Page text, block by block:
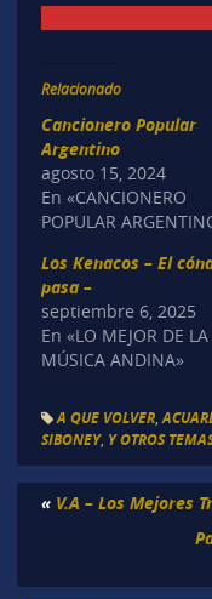
Relacionado
Cancionero Popular
Argentino
agosto 15, 2024
En «CANCIONERO
POPULAR
Los Kenacos – El
pasa –
septiembre 6, 2025
En «LO MEJOR DE LA
MÚSICA ANDINA»
A QUE VOLVER,
SIBONEY, Y OTROS
« V.A – Los Mejores